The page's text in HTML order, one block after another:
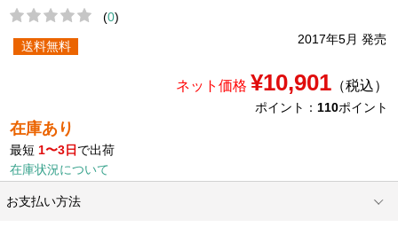
(0)
2017年5月 発売
送料無料
ネット価格 ¥10,901（税込）
ポイント： 110ポイント
在庫あり
最短 1〜3日 で出荷
在庫状況について
お支払い方法